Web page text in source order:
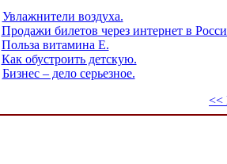
Увлажнители воздуха.
Продажи билетов через интернет в
Польза витамина Е.
Как обустроить детскую.
Бизнес – дело серьезное.
<<